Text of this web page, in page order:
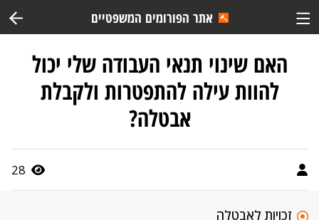
אתר הפורומים המשפטיים
האם שינוי תנאי העבודה שלי יכול
להוות עילה להתפטרות ולקבלת
אבטלה?
28
זכויות לאבטלה